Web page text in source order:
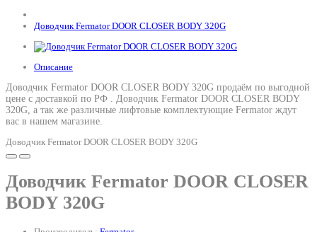
Доводчик Fermator DOOR CLOSER BODY 320G
Описание
Доводчик Fermator DOOR CLOSER BODY 320G продаём по выгодной
цене с доставкой по РФ . Доводчик Fermator DOOR CLOSER BODY
320G, а так же различные лифтовые комплектующие Fermator ждут
вас в нашем магазине.
Доводчик Fermator DOOR CLOSER BODY 320G
Доводчик Fermator DOOR CLOSER
BODY 320G